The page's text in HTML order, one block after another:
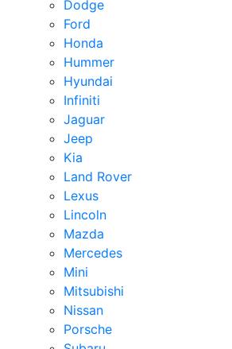
Dodge
Ford
Honda
Hummer
Hyundai
Infiniti
Jaguar
Jeep
Kia
Land Rover
Lexus
Lincoln
Mazda
Mercedes
Mini
Mitsubishi
Nissan
Porsche